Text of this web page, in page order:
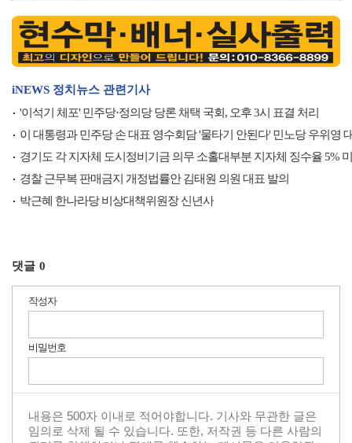
iNEWS 정치뉴스 관련기사
'이석기 체포' 민주당·정의당 당론 채택 국회, 오후 3시 표결 처리
이 대통령과 민주당 손 대표 영수회담 '물타기 안된다' 민노당 우위영
경기도 각 지자체 도시정비기금 의무 소홀대부분 지자체 징수율 5%
경찰 근무복 판매금지 개정법률안 김태원 의원 대표 발의
박근혜 한나라당 비상대책위원장 신년사
댓글 0
작성자
비밀번호